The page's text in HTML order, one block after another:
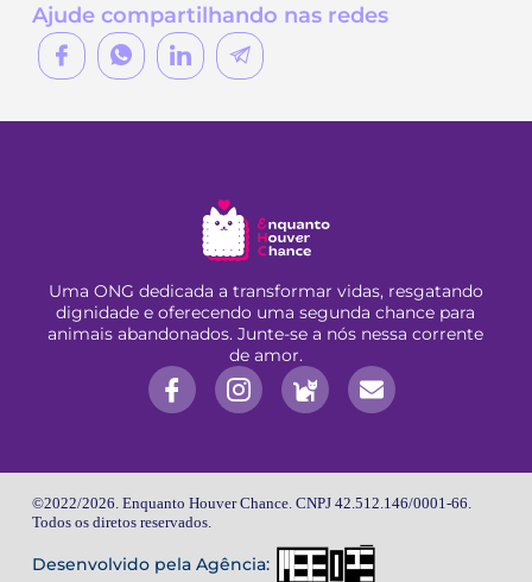
Ajude compartilhando nas redes
Uma ONG dedicada a transformar vidas, resgatando
dignidade e oferecendo uma segunda chance para
animais abandonados. Junte-se a nós nessa corrente
de amor.
©2022/2026. Enquanto Houver Chance. CNPJ 42.512.146/0001-66.
Todos os diretos reservados.
Desenvolvido pela Agência: